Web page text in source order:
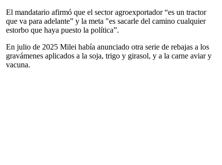
El mandatario afirmó que el sector agroexportador “es un tractor
que va para adelante” y la meta "es sacarle del camino cualquier
estorbo que haya puesto la política”.
En julio de 2025 Milei había anunciado otra serie de rebajas a los
gravámenes aplicados a la soja, trigo y girasol, y a la carne aviar y
vacuna.